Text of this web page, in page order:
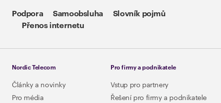
Podpora Samoobsluha
Slovník pojmů
Přenos internetu
Nordic Telecom
Články a novinky
Pro média
Pro firmy a podnikatele
Vstup pro partnery
Řešení pro firmy a podnikatele